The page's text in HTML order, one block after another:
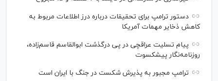
دستور ترامپ برای تحقیقات درباره درز اطلاعات مربوط به
کاهش ذخایر مهمات آمریکا
پیام تسلیت عراقچی در پی درگذشت ابوالقاسم قاسم‌زاده،
روزنامه‌نگار پیشکسوت
ترامپ مجبور به پذیرش شکست در جنگ با ایران است